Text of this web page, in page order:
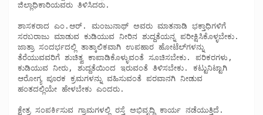
ಜಿಲ್ಲಾಧಿಕಾರಿಯವರು ತಿಳಿಸಿದರು.
ಶಾಸಕರಾದ ಎಂ.ಆರ್. ಮಂಜುನಾಥ್ ಅವರು ಮಾತನಾಡಿ ಭಕ್ತಾಧಿಗಳಿಗೆ
ಸರಬರಾಜು ಮಾಡುವ ಕುಡಿಯುವ ನೀರಿನ ಶುದ್ದತೆಯನ್ನ ಪರೀಕ್ಷಿಸಿಕೊಳ್ಳಬೇಕು.
ಜಾತ್ರಾ ಸಂದರ್ಭದಲ್ಲಿ ತಾತ್ಕಾಲಿಕವಾಗಿ ಉಪಹಾರ ಹೋಟೆಲ್‍ಗಳನ್ನು
ತೆರೆಯುವವರಿಗೆ ಶುಚಿತ್ವ ಕಾಪಾಡಿಕೊಳ್ಳುವಂತೆ ಸೂಚಿಸಬೇಕು. ಪರಿಕರಗಳು,
ಕುಡಿಯುವ ನೀರು, ಶುದ್ದತೆಯಿಂದ ಇರುವಂತೆ ತಿಳಿಸಬೇಕು. ಕಟ್ಟುನಿಟ್ಟಾಗಿ
ಆರೋಗ್ಯ ಪೂರಕ ಕ್ರಮಗಳನ್ನು ವಹಿಸುವಂತೆ ಪರವಾನಗಿ ನೀಡುವ
ಹಂತದಲ್ಲಿಯೇ ಹೇಳಬೇಕು ಎಂದರು.
ಕ್ಷೇತ್ರ ಸಂಪರ್ಕಿಸುವ ಗ್ರಾಮಗಳಲ್ಲಿ ರಸ್ತೆ ಅಭಿವೃದ್ದಿ ಕಾರ್ಯ ನಡೆಯುತ್ತಿದೆ.